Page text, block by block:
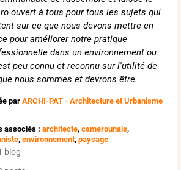
ouvert à tous pour tous les sujets qui
sur ce que nous devons mettre en
pour améliorer notre pratique
dans un environnement ou
peu connu et reconnu sur l'utilité de
nous sommes et devrons être.
parARCHI-PAT - Architecture et Urbanisme
associés : architecte,camerounais,
,environnement,paysage
blog